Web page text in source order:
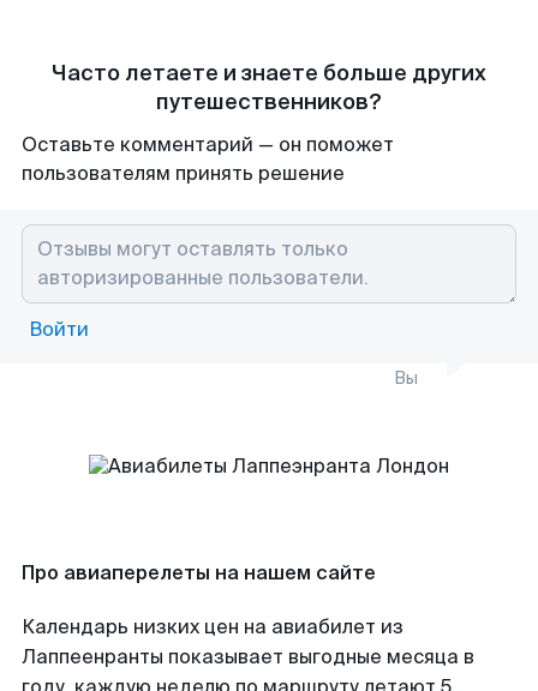
Часто летаете и знаете больше других
путешественников?
Оставьте комментарий — он поможет
пользователям принять решение
Войти
Вы
Про авиаперелеты на нашем сайте
Календарь низких цен на авиабилет из
Лаппеенранты показывает выгодные месяца в